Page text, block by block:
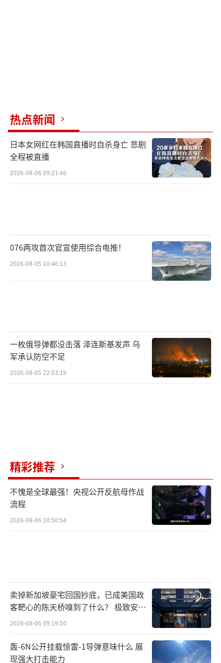
热点新闻
日本女网红在韩国直播时自杀身亡 悲剧
全程被直播
2026-08-06 09:21:46
076两攻首次官宣使用综合电推！
2026-08-05 10:46:13
一枚俄导弹都没击落 泽连斯基发声 乌
军承认防空不足
2026-08-05 22:53:19
精彩推荐
不愧是全球最强！央视公开反航母作战
流程
2026-08-06 10:50:54
卖掉新加坡豪宅回国抄底，已成美国政
客靶心的陈天桥嗅到了什么？ 极致安全
的追寻
2026-08-06 09:19:50
轰-6N公开挂载惊雷-1导弹意味什么 展
现强大打击能力